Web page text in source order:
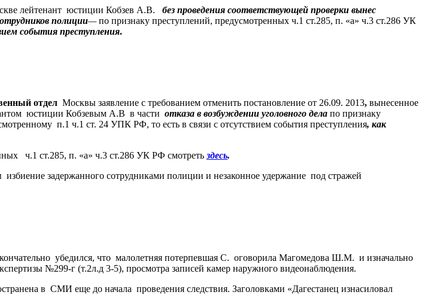
лейтенант юстиции Кобзев А.В. без проведения соответствующей проверки вынес
полиции—по признаку преступлений, предусмотренных ч.1 ст.285, п. «а» ч.3 ст.286 УК
события преступления.
отдел Москвы заявление с требованием отменить постановление от 26.09. 2013, вынесенное
юстиции Кобзевым А.В в части отказа в возбуждении уголовного дела по признаку
п.1 ч.1 ст. 24 УПК РФ, то есть в связи с отсутствием события преступления, как
ч.1 ст.285, п. «а» ч.3 ст.286 УК РФ смотреть здесь.
избиение задержанного сотрудниками полиции и незаконное удержание под стражей
убедился, что малолетняя потерпевшая С. оговорила Магомедова Ш.М. и изначально
№299-г (т.2л.д 3-5), просмотра записей камер наружного видеонаблюдения.
в СМИ еще до начала проведения следствия. Заголовками «Дагестанец изнасиловал